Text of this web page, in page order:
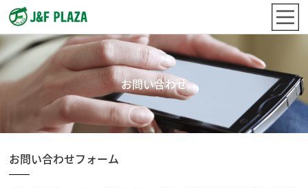
お問い合わせ
お問い合わせフォーム